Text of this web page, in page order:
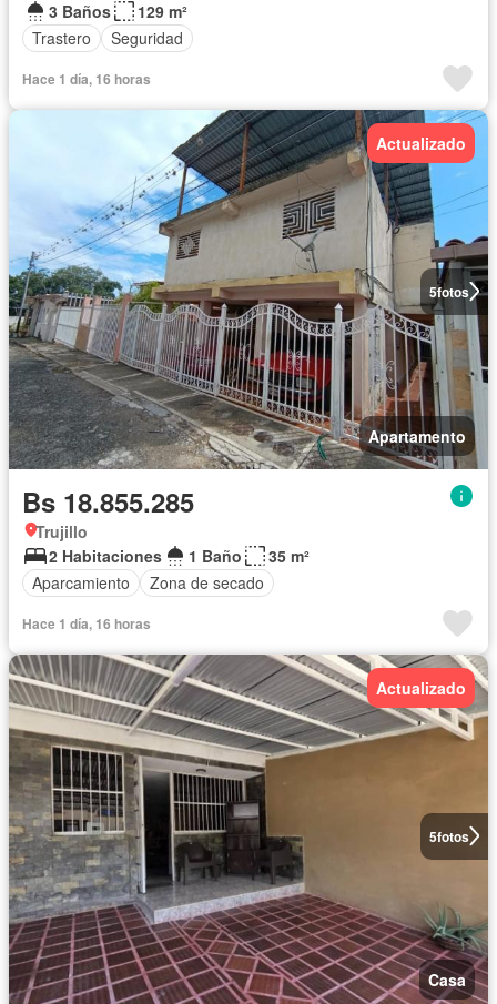
3 Baños
129 m²
Trastero
Seguridad
Hace 1 día, 16 horas
5fotos
Actualizado
Apartamento
Bs 18.855.285
Trujillo
2 Habitaciones
1 Baño
35 m²
Aparcamiento
Zona de secado
Hace 1 día, 16 horas
5fotos
Actualizado
Casa